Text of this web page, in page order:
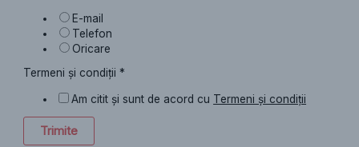
E-mail
Telefon
Oricare
Termeni și condiții*
Am citit și sunt de acord cu Termeni și condiții
Trimite